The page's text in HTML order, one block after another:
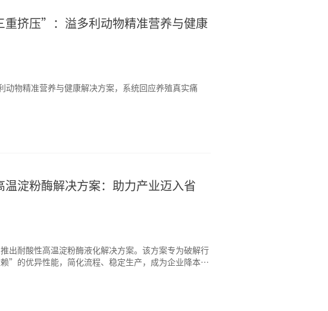
重挤压”：溢多利动物精准营养与健康
物精准营养与健康解决方案，系统回应养殖真实痛
温淀粉酶解决方案：助力产业迈入省
出耐酸性高温淀粉酶液化解决方案。该方案专为破解行
”的优异性能，简化流程、稳定生产，成为企业降本增